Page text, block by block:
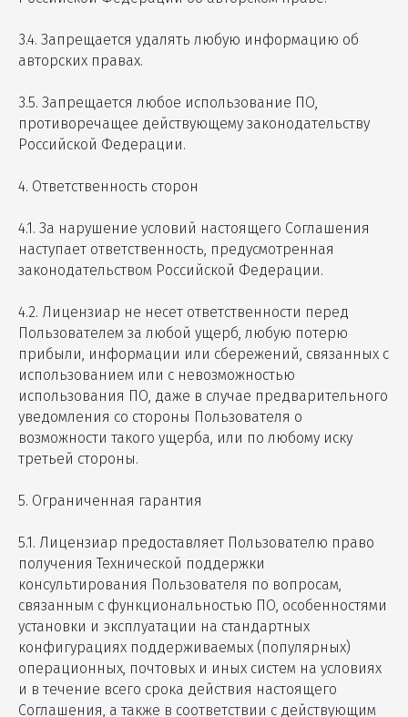
3.4. Запрещается удалять любую информацию об
авторских правах.
3.5. Запрещается любое использование ПО,
противоречащее действующему законодательству
Российской Федерации.
4. Ответственность сторон
4.1. За нарушение условий настоящего Соглашения
наступает ответственность, предусмотренная
законодательством Российской Федерации.
4.2. Лицензиар не несет ответственности перед
Пользователем за любой ущерб, любую потерю
прибыли, информации или сбережений, связанных с
использованием или с невозможностью
использования ПО, даже в случае предварительного
уведомления со стороны Пользователя о
возможности такого ущерба, или по любому иску
третьей стороны.
5. Ограниченная гарантия
5.1. Лицензиар предоставляет Пользователю право
получения Технической поддержки
консультирования Пользователя по вопросам,
связанным с функциональностью ПО, особенностями
установки и эксплуатации на стандартных
конфигурациях поддерживаемых (популярных)
операционных, почтовых и иных систем на условиях
и в течение всего срока действия настоящего
Соглашения, а также в соответствии с действующим